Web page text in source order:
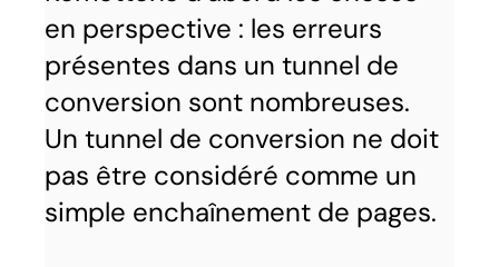
en perspective : les erreurs
présentes dans un tunnel de
conversion sont nombreuses.
Un tunnel de conversion ne doit
pas être considéré comme un
simple enchaînement de pages.